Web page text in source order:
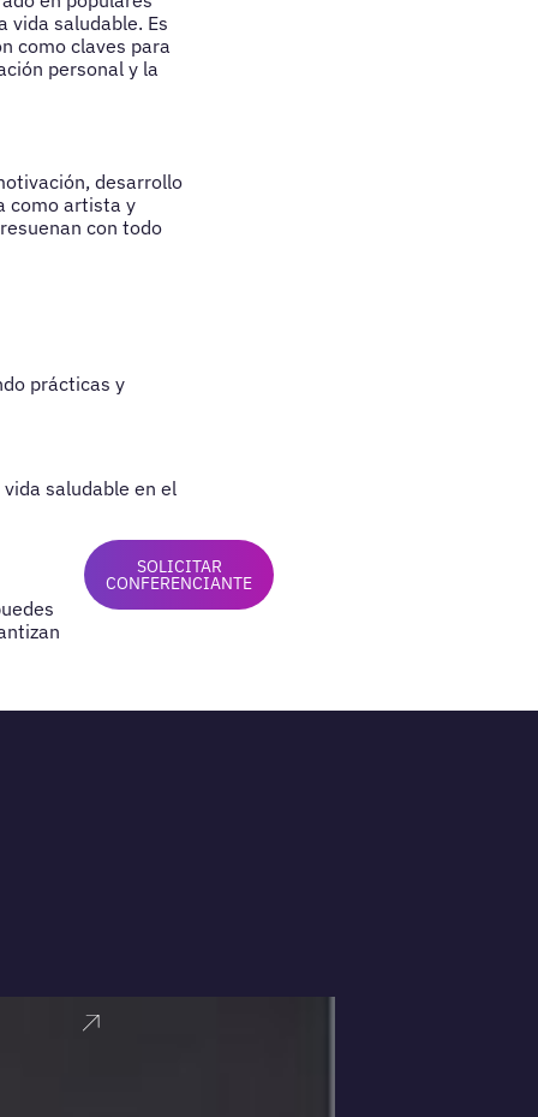
vida saludable. Es
como claves para
personal y la
desarrollo
como artista y
con todo
prácticas y
saludable en el
SOLICITAR
CONFERENCIANTE